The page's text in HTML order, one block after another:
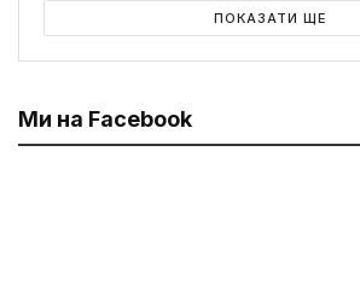
ПОКАЗАТИ ЩЕ
Ми на Facebook